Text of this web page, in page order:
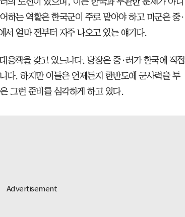
하는 역할은 한국군이 주로 맡아야 하고 미군은 중·
서 얼마 전부터 자주 나오고 있는 얘기다.
응책을 갖고 있느냐다. 당장은 중·러가 한국에 직접
다. 하지만 이들은 언제든지 한반도에 군사력을 투
그런 준비를 심각하게 하고 있다.